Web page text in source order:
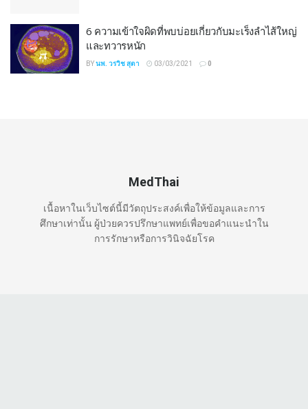
6 ความเข้าใจผิดที่พบบ่อยเกี่ยวกับมะเร็งลำไส้ใหญ่
และทวารหนัก
BYนพ. วรวิช สุตา 03/03/2021 0
MedThai
เนื้อหาในเว็บไซต์นี้มีวัตถุประสงค์เพื่อให้ข้อมูลและการ
ศึกษาเท่านั้น ผู้ป่วยควรปรึกษาแพทย์เพื่อขอคำแนะนำใน
การรักษาหรือการวินิจฉัยโรค